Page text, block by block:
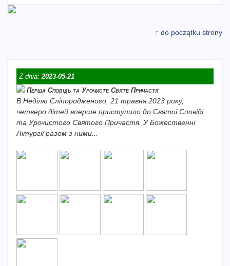
↑ do początku strony
Z dnia:2023-05-21
Перша Сповідь та Урочисте Святе Причастя
В Неділю Сліпородженого, 21 травня 2023 року,
четверо дітей вперше приступило до Святої Сповіді
та Урочистого Святого Причастя. У Божественні
Літургії разом з ними...